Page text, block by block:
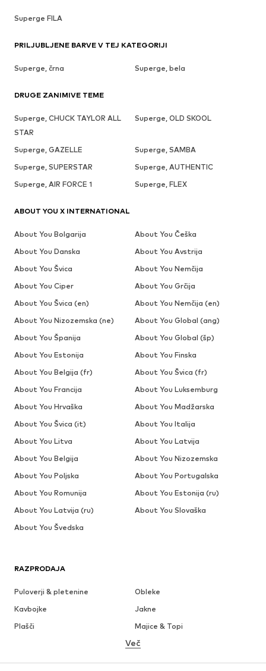
RAZPRODAJA
Puloverji & pletenine
Obleke
Kavbojke
Jakne
Plašči
Majice & Topi
Perilo
Več
Superge FILA
PRILJUBLJENE BARVE V TEJ KATEGORIJI
Superge, črna Superge, bela
DRUGE ZANIMIVE TEME
Superge, CHUCK TAYLOR ALL
STAR
Superge, OLD SKOOL
Superge, GAZELLE
Superge, SAMBA
Superge, SUPERSTAR
Superge, AUTHENTIC
Superge, AIR FORCE 1
Superge, FLEX
ABOUT YOU X INTERNATIONAL
About You Bolgarija
About You Češka
About You Danska
About You Avstrija
About You Švica
About You Nemčija
About You Ciper
About You Grčija
About You Švica (en)
About You Nemčija (en)
About You Nizozemska (ne)
About You Global (ang)
About You Španija
About You Global (šp)
About You Estonija
About You Finska
About You Belgija (fr)
About You Švica (fr)
About You Francija
About You Luksemburg
About You Hrvaška
About You Madžarska
About You Švica (it)
About You Italija
About You Litva
About You Latvija
About You Belgija
About You Nizozemska
About You Poljska
About You Portugalska
About You Romunija
About You Estonija (ru)
About You Latvija (ru)
About You Slovaška
About You Švedska